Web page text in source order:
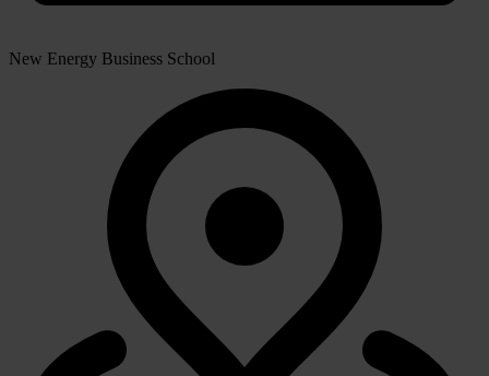
New Energy Business School